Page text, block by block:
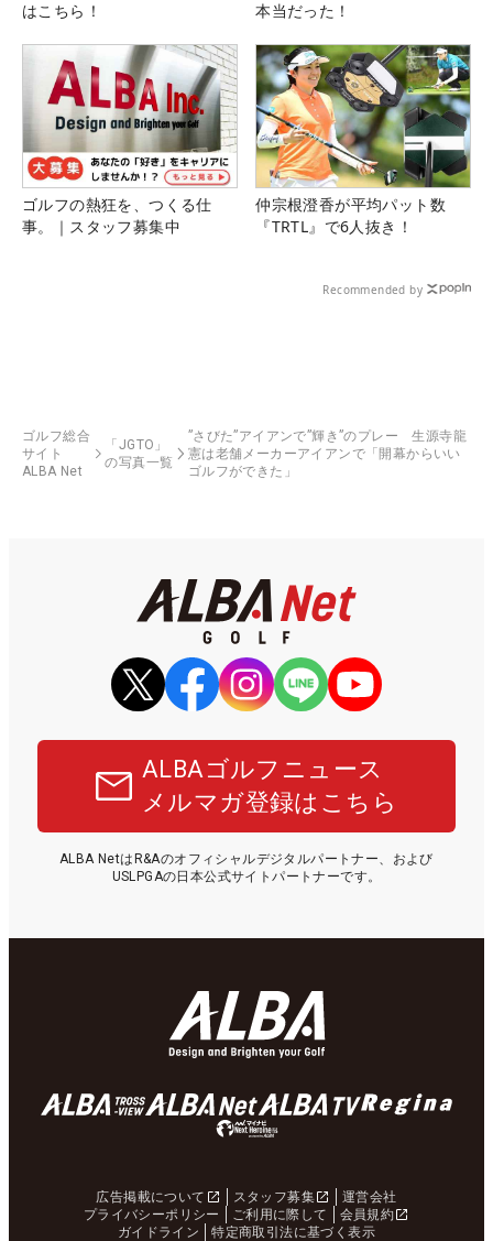
はこちら！
本当だった！
ゴルフの熱狂を、つくる仕
事。｜スタッフ募集中
仲宗根澄香が平均パット数
『TRTL』で6人抜き！
Recommended by
ゴルフ総合
サイト
ALBA Net
「JGTO」
の写真一覧
”さびた”アイアンで”輝き”のプレー 生源寺龍
憲は老舗メーカーアイアンで「開幕からいい
ゴルフができた」
ALBAゴルフニュース
メルマガ登録はこちら
ALBA NetはR&Aのオフィシャルデジタルパートナー、および
USLPGAの日本公式サイトパートナーです。
広告掲載について スタッフ募集
運営会社
プライバシーポリシー
ご利用に際して
会員規約
ガイドライン
特定商取引法に基づく表示